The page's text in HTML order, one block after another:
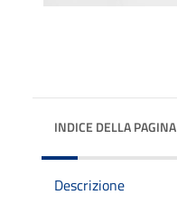
INDICE DELLA PAGINA
Descrizione